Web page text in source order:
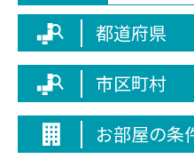
都道府県
市区町村
お部屋の条